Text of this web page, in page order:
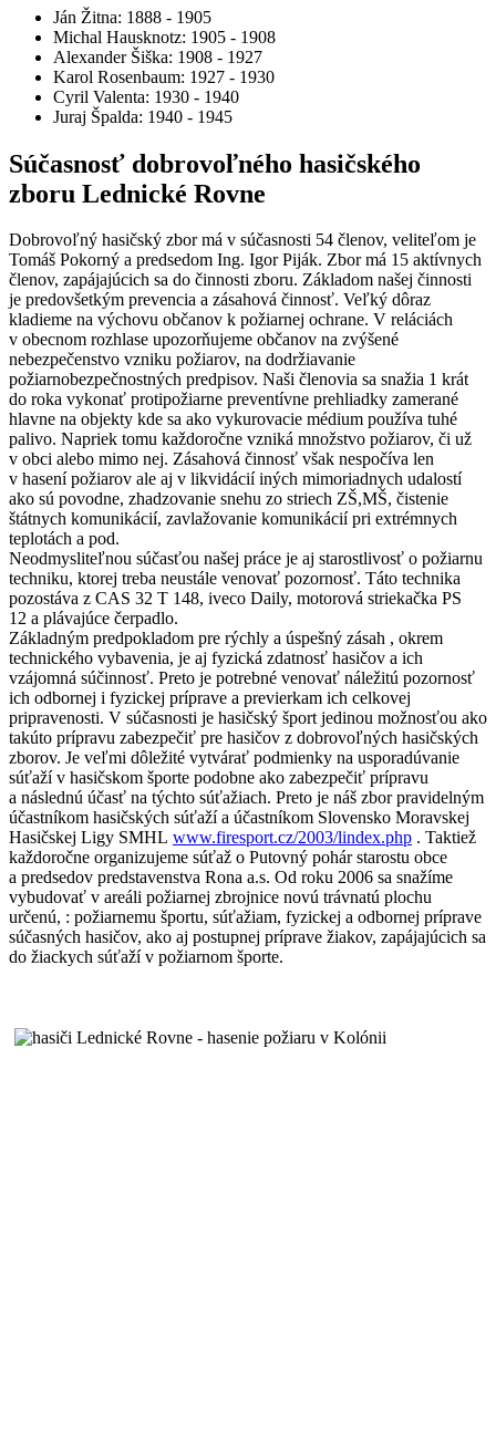
Ján Žitna: 1888 - 1905
Michal Hausknotz: 1905 - 1908
Alexander Šiška: 1908 - 1927
Karol Rosenbaum: 1927 - 1930
Cyril Valenta: 1930 - 1940
Juraj Špalda: 1940 - 1945
Súčasnosť dobrovoľného hasičského
zboru Lednické Rovne
Dobrovoľný hasičský zbor má v súčasnosti 54 členov, veliteľom je
Tomáš Pokorný a predsedom Ing. Igor Piják. Zbor má 15 aktívnych
členov, zapájajúcich sa do činnosti zboru. Základom našej činnosti
je predovšetkým prevencia a zásahová činnosť. Veľký dôraz
kladieme na výchovu občanov k požiarnej ochrane. V reláciách
v obecnom rozhlase upozorňujeme občanov na zvýšené
nebezpečenstvo vzniku požiarov, na dodržiavanie
požiarnobezpečnostných predpisov. Naši členovia sa snažia 1 krát
do roka vykonať protipožiarne preventívne prehliadky zamerané
hlavne na objekty kde sa ako vykurovacie médium používa tuhé
palivo. Napriek tomu každoročne vzniká množstvo požiarov, či už
v obci alebo mimo nej. Zásahová činnosť však nespočíva len
v hasení požiarov ale aj v likvidácií iných mimoriadnych udalostí
ako sú povodne, zhadzovanie snehu zo striech ZŠ,MŠ, čistenie
štátnych komunikácií, zavlažovanie komunikácií pri extrémnych
teplotách a pod.
Neodmysliteľnou súčasťou našej práce je aj starostlivosť o požiarnu
techniku, ktorej treba neustále venovať pozornosť. Táto technika
pozostáva z CAS 32 T 148, iveco Daily, motorová striekačka PS
12 a plávajúce čerpadlo.
Základným predpokladom pre rýchly a úspešný zásah , okrem
technického vybavenia, je aj fyzická zdatnosť hasičov a ich
vzájomná súčinnosť. Preto je potrebné venovať náležitú pozornosť
ich odbornej i fyzickej príprave a previerkam ich celkovej
pripravenosti. V súčasnosti je hasičský šport jedinou možnosťou ako
takúto prípravu zabezpečiť pre hasičov z dobrovoľných hasičských
zborov. Je veľmi dôležité vytvárať podmienky na usporadúvanie
súťaží v hasičskom športe podobne ako zabezpečiť prípravu
a následnú účasť na týchto súťažiach. Preto je náš zbor pravidelným
účastníkom hasičských súťaží a účastníkom Slovensko Moravskej
Hasičskej Ligy SMHL www.firesport.cz/2003/lindex.php . Taktiež
každoročne organizujeme súťaž o Putovný pohár starostu obce
a predsedov predstavenstva Rona a.s. Od roku 2006 sa snažíme
vybudovať v areáli požiarnej zbrojnice novú trávnatú plochu
určenú, : požiarnemu športu, súťažiam, fyzickej a odbornej príprave
súčasných hasičov, ako aj postupnej príprave žiakov, zapájajúcich sa
do žiackych súťaží v požiarnom športe.